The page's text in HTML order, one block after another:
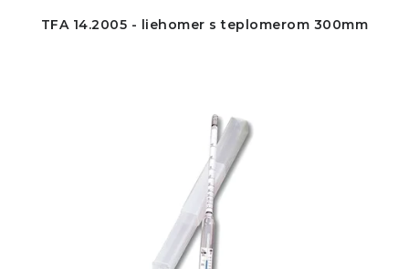
TFA 14.2005 - liehomer s teplomerom 300mm